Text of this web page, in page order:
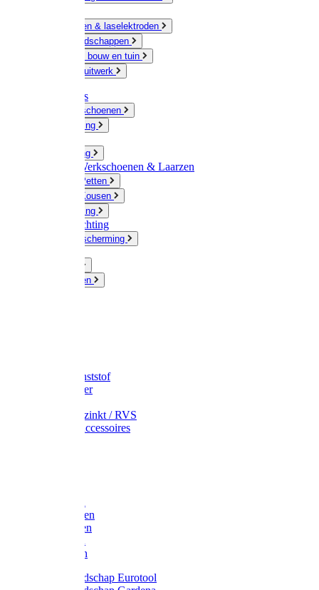
Slijpschijven & laselektroden
Handgereedschappen
IJzerwaren bouw en tuin
Hang en sluitwerk
Disposables
Werkhandschoenen
Regenkleding
Werkkleding
Wandel-/ Werkschoenen & Laarzen
Hoeden / Petten
Sokken / Kousen
Winterkleding
Winkelinrichting
Gelaatsbescherming
Knaagdieren
Emmer kunststof
Schepemmer
Emmer verzinkt / RVS
Regenton accessoires
Gazonharken
Asfaltharken
Hooiharken
Handgereedschap Eurotool